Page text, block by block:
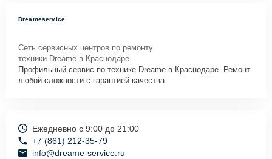
Dreameservice
Сеть сервисных центров по ремонту
техники Dreame в Краснодаре.
Профильный сервис по технике Dreame в Краснодаре. Ремонт
любой сложности с гарантией качества.
Ежедневно с 9:00 до 21:00
+7 (861) 212-35-79
info@dreame-service.ru